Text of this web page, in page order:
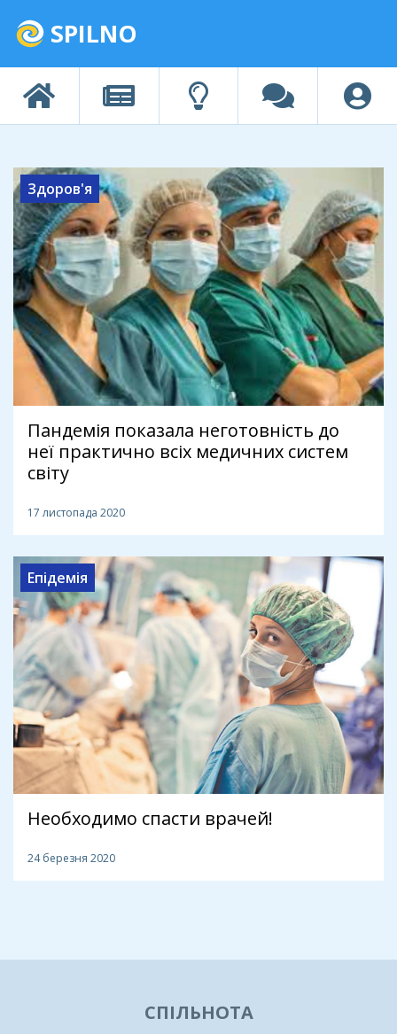
SPILNO
Здоров'я
Пандемія показала неготовність до
неї практично всіх медичних систем
світу
17 листопада 2020
Епідемія
Необходимо спасти врачей!
24 березня 2020
СПІЛЬНОТА